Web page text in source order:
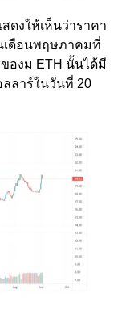
ดงให้เห็นว่าราคา
เดือนพฤษภาคมที่
องม ETH นั้นได้มี
ลาร์ในวันที่ 20